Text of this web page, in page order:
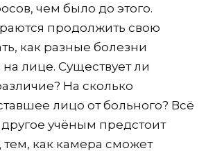
чем было до этого.
продолжить свою
как разные болезни
лице. Существует ли
На сколько
лицо от больного? Всё
учёным предстоит
тем, как камера сможет